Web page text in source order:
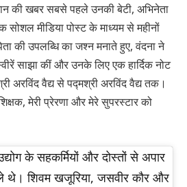
की खबर सबसे पहले उनकी बेटी, अभिनेता
सोशल मीडिया पोस्ट के माध्यम से महीनों
की उपलब्धि का जश्न मनाते हुए, वंदना ने
साझा कीं और उनके लिए एक हार्दिक नोट
अरविंद वैद्य से पद्मश्री अरविंद वैद्य तक।
मेरी प्रेरणा और मेरे सुपरस्टार को
के सहकर्मियों और दोस्तों से अपार
थे। शिवम खजूरिया, जसवीर कौर और